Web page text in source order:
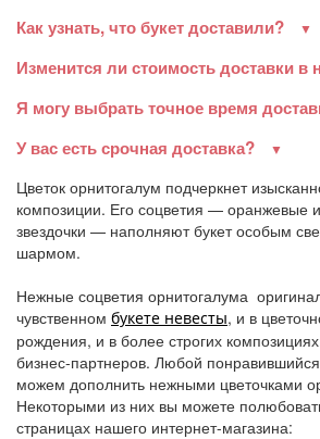
Как узнать, что букет доставили?
Изменится ли стоимость доставки в
Я могу выбрать точное время
У вас есть срочная доставка?
Цветок орнитогалум подчеркнет
композиции. Его соцветия — оранжевые
звездочки — наполняют букет особым
шармом.
Нежные соцветия орнитогалума
чувственном букете невесты, и в
рождения, и в более строгих
бизнес-партнеров. Любой
можем дополнить нежными цветочками
Некоторыми из них вы можете
страницах нашего интернет-магазина: